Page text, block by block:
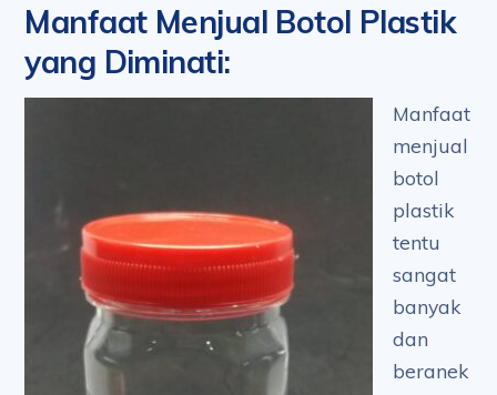
Manfaat Menjual Botol Plastik
yang Diminati:
Manfaat
menjual
botol
plastik
tentu
sangat
banyak
dan
beranek